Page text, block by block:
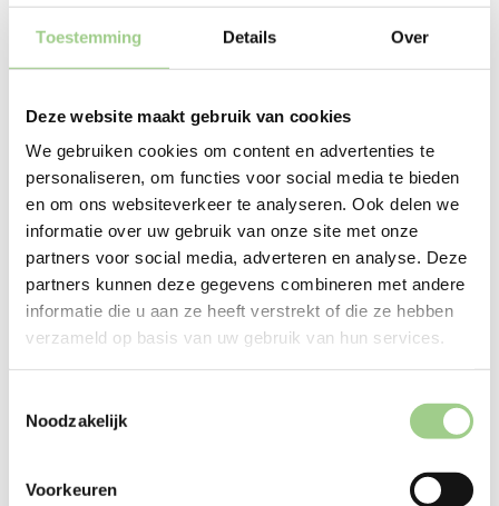
Toestemming Details Over
Deze website maakt gebruik van cookies
We gebruiken cookies om content en advertenties te
personaliseren, om functies voor social media te bieden
en om ons websiteverkeer te analyseren. Ook delen we
informatie over uw gebruik van onze site met onze
partners voor social media, adverteren en analyse. Deze
partners kunnen deze gegevens combineren met andere
informatie die u aan ze heeft verstrekt of die ze hebben
verzameld op basis van uw gebruik van hun services.
Noodzakelijk
Voorkeuren
In deze branches zijn we
actief
Techniek
Logistiek